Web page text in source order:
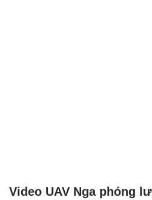
Video UAV Nga phóng